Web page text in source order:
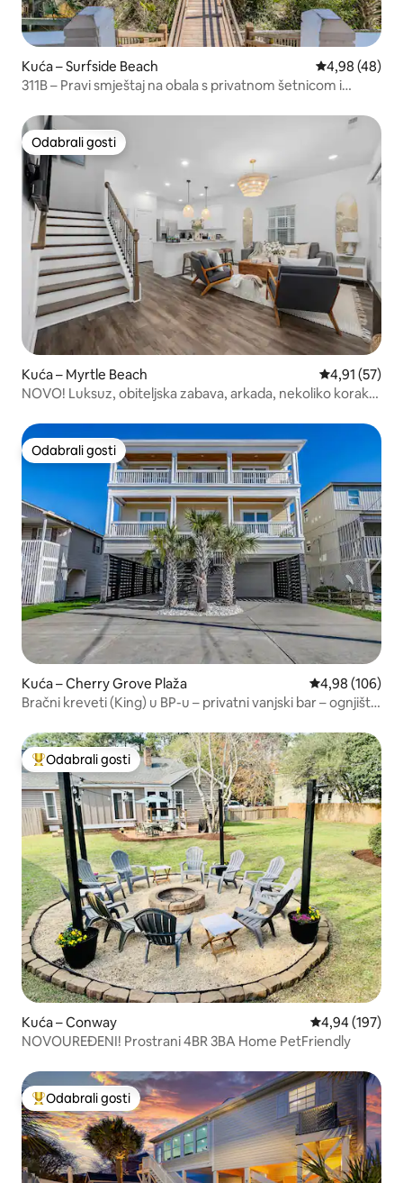
Kuća – Surfside Beach Prosječna
4,98 (48)
311B – Pravi smještaj na obala s privatnom šetnicom i
Odabrali gosti
Odabrali gosti
Kuća – Myrtle Beach Prosječna
4,91 (57)
NOVO! Luksuz, obiteljska zabava, arkada, nekoliko koraka
Odabrali gosti
Odabrali gosti
Kuća – Cherry Grove Plaža Prosječna
4,98 (106)
Bračni kreveti (King) u BP-u – privatni vanjski bar – ognjište
Među najviše rangiranima s oznakom „Odabrali gosti”
Odabrali gosti
Kuća – Conway Prosječna
4,94 (197)
NOVOUREĐENI! Prostrani 4BR 3BA Home PetFriendly
Među najviše rangiranima s oznakom „Odabrali gosti”
Odabrali gosti